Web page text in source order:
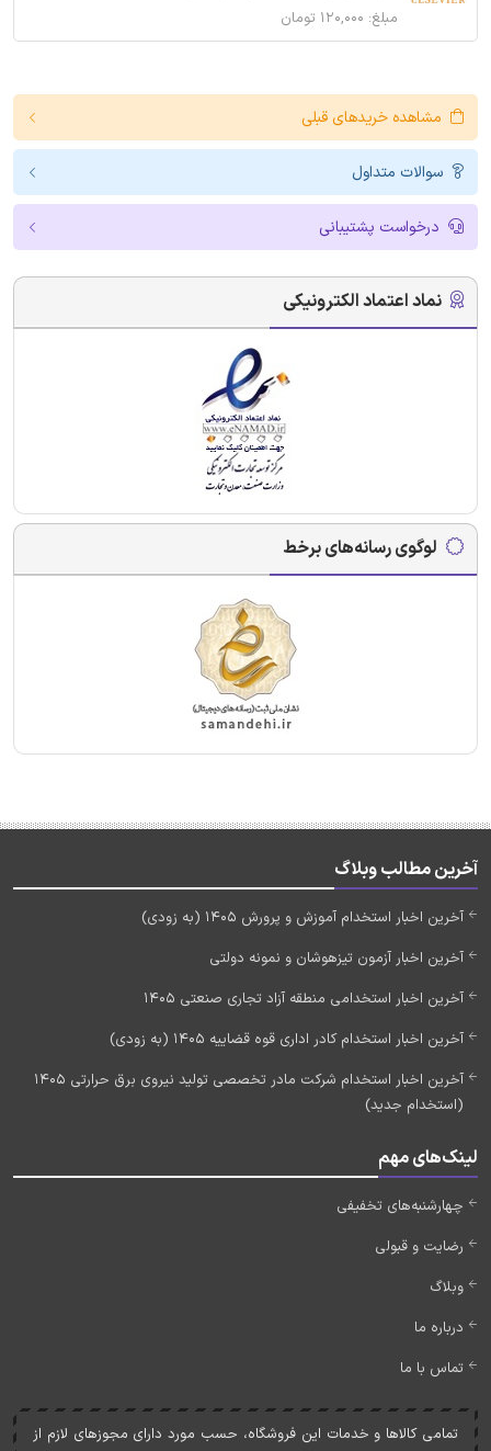
مبلغ: ۱۲۰,۰۰۰ تومان
مشاهده خریدهای قبلی
سوالات متداول
درخواست پشتیبانی
نماد اعتماد الکترونیکی
لوگوی رسانه‌های برخط
آخرین مطالب وبلاگ
آخرین اخبار استخدام آموزش و پرورش 1405 (به زودی)
آخرین اخبار آزمون تیزهوشان و نمونه دولتی
آخرین اخبار استخدامی منطقه آزاد تجاری صنعتی 1405
آخرین اخبار استخدام کادر اداری قوه قضاییه 1405 (به زودی)
آخرین اخبار استخدام شرکت مادر تخصصی تولید نیروی برق حرارتی 1405
(استخدام جدید)
لینک‌های مهم
چهارشنبه‌های تخفیفی
رضایت و قبولی
وبلاگ
درباره ما
تماس با ما
تمامی کالاها و خدمات اين فروشگاه، حسب مورد دارای مجوزهای لازم از